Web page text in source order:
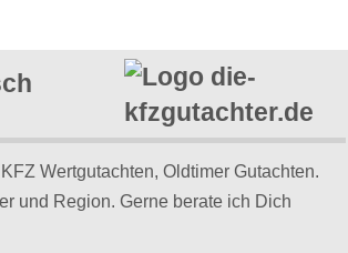
Wertgutachten, Oldtimer Gutachten.
und Region. Gerne berate ich Dich